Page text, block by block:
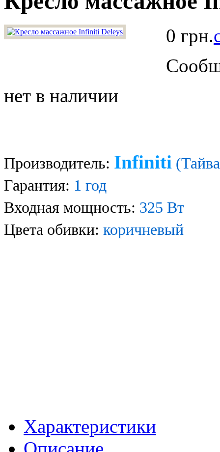
0 грн.
нет в наличии
Производитель: Infiniti
Гарантия: 1 год
Входная мощность: 325 Вт
Цвета обивки: коричневый
Характеристики